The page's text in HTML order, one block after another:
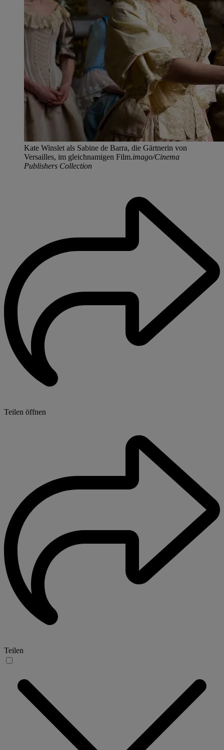
Kate Winslet als Sabine de Barra, die Gärtnerin von
Versailles, im gleichnamigen Film.imago/Cinema
Publishers Collection
Teilen öffnen
Teilen